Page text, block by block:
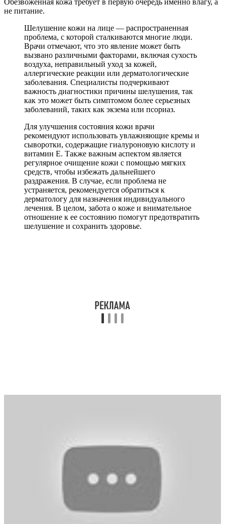
Обезвоженная кожа требует в первую очередь именно влагу, а
не питание.
Шелушение кожи на лице — распространенная
проблема, с которой сталкиваются многие люди.
Врачи отмечают, что это явление может быть
вызвано различными факторами, включая сухость
воздуха, неправильный уход за кожей,
аллергические реакции или дерматологические
заболевания. Специалисты подчеркивают
важность диагностики причины шелушения, так
как это может быть симптомом более серьезных
заболеваний, таких как экзема или псориаз.
Для улучшения состояния кожи врачи
рекомендуют использовать увлажняющие кремы и
сыворотки, содержащие гиалуроновую кислоту и
витамин E. Также важным аспектом является
регулярное очищение кожи с помощью мягких
средств, чтобы избежать дальнейшего
раздражения. В случае, если проблема не
устраняется, рекомендуется обратиться к
дерматологу для назначения индивидуального
лечения. В целом, забота о коже и внимательное
отношение к ее состоянию помогут предотвратить
шелушение и сохранить здоровье.